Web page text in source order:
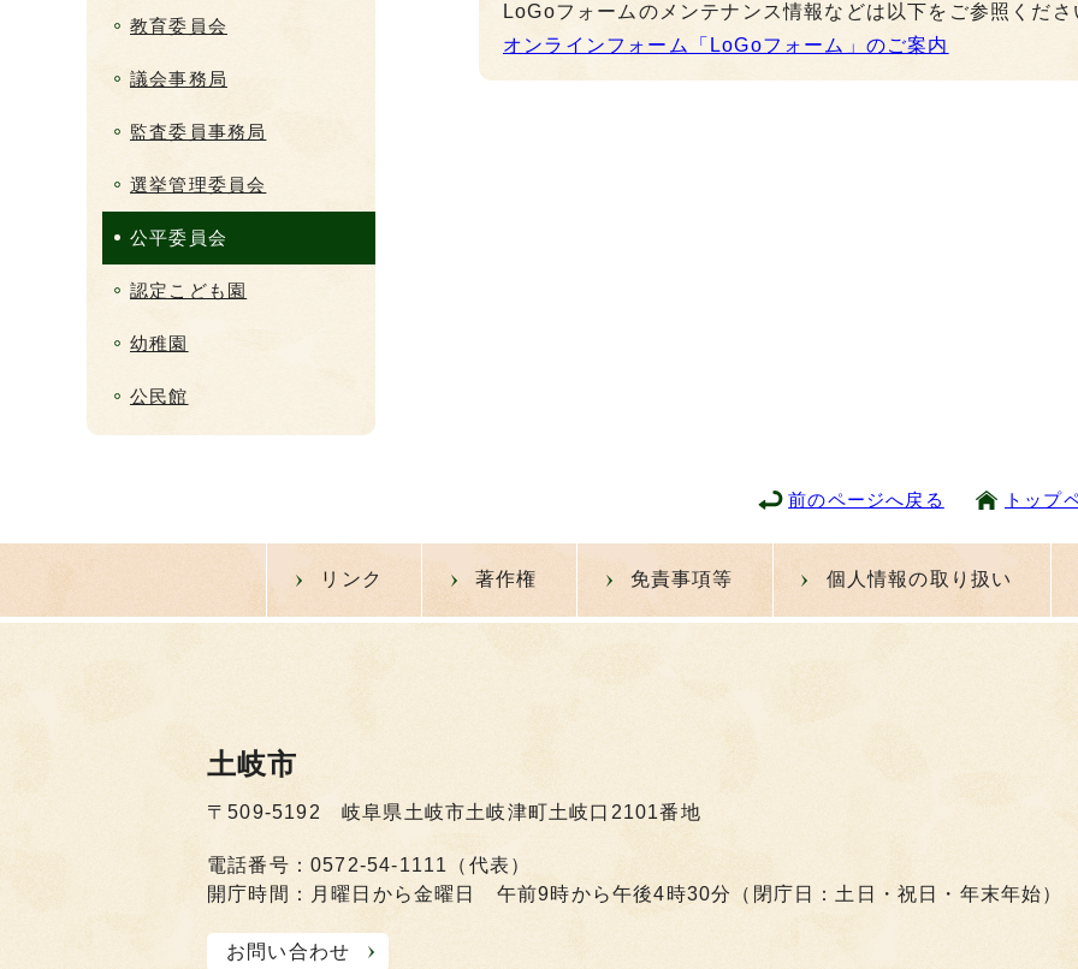
LoGoフォームのメンテナンス情報などは以下をご参照くださ
オンラインフォーム「LoGoフォーム」のご案内
教育委員会
議会事務局
監査委員事務局
選挙管理委員会
公平委員会
認定こども園
幼稚園
公民館
前のページへ戻る トップ
リンク 著作権 免責事項等 個人情報の取り扱い
土岐市
〒509-5192 岐阜県土岐市土岐津町土岐口2101番地
電話番号：0572-54-1111（代表）
開庁時間：月曜日から金曜日 午前9時から午後4時30分（閉庁日：土日・祝日・年末年始）
お問い合わせ